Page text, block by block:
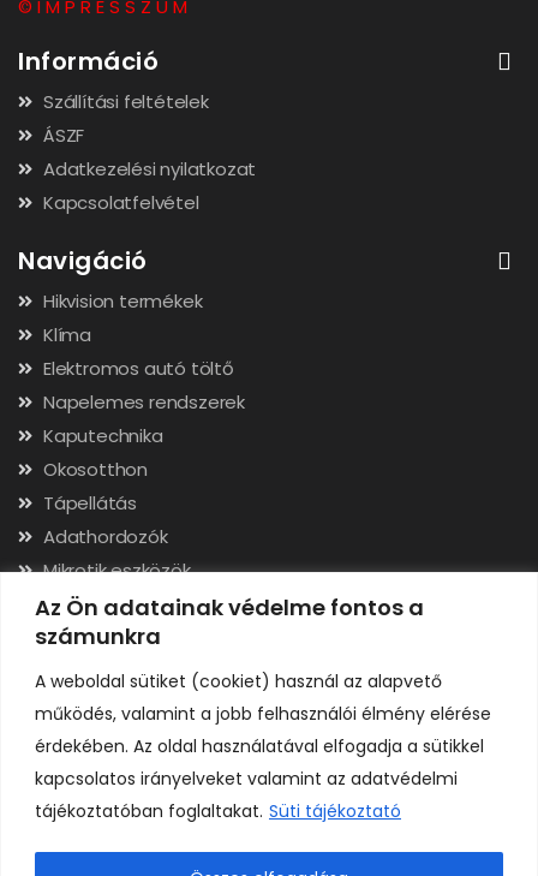
Az Ön adatainak védelme fontos a
számunkra
A weboldal sütiket (cookiet) használ az alapvető
működés, valamint a jobb felhasználói élmény elérése
érdekében. Az oldal használatával elfogadja a sütikkel
kapcsolatos irányelveket valamint az adatvédelmi
tájékoztatóban foglaltakat. Süti tájékoztató
© I M P R E S S Z U M
Információ
Szállítási feltételek
ÁSZF
Adatkezelési nyilatkozat
Kapcsolatfelvétel
Navigáció
Hikvision termékek
Klíma
Elektromos autó töltő
Napelemes rendszerek
Kaputechnika
Okosotthon
Tápellátás
Adathordozók
Mikrotik eszközök
Hálózati kábelek, csatlakozók
Szerszámok
Elérhetőségek
Adószám: 24323257-2-02
Cégjegyzékszám: 02-09-079991
Bankszámla: 11731001-23136207